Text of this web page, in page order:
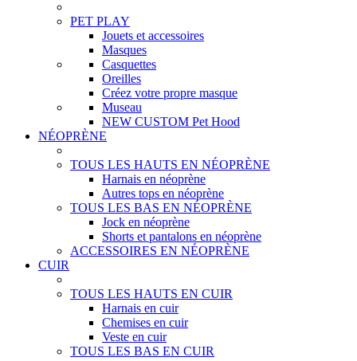
PET PLAY
Jouets et accessoires
Masques
Casquettes
Oreilles
Créez votre propre masque
Museau
NEW CUSTOM Pet Hood
NÉOPRÈNE
TOUS LES HAUTS EN NÉOPRÈNE
Harnais en néoprène
Autres tops en néoprène
TOUS LES BAS EN NÉOPRÈNE
Jock en néoprène
Shorts et pantalons en néoprène
ACCESSOIRES EN NÉOPRÈNE
CUIR
TOUS LES HAUTS EN CUIR
Harnais en cuir
Chemises en cuir
Veste en cuir
TOUS LES BAS EN CUIR